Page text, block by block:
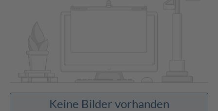
Keine Bilder vorhanden